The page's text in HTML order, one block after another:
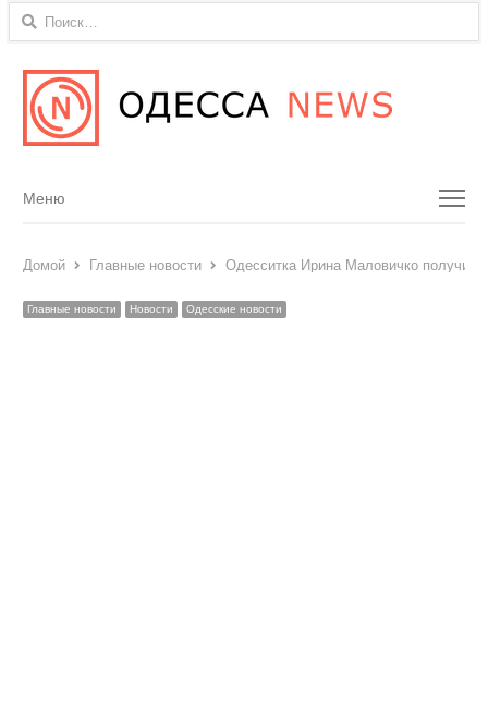
Найти:
Menu
Меню
Домой Главные новости Одесситка Ирина Маловичко
Главные новости Новости Одесские новости